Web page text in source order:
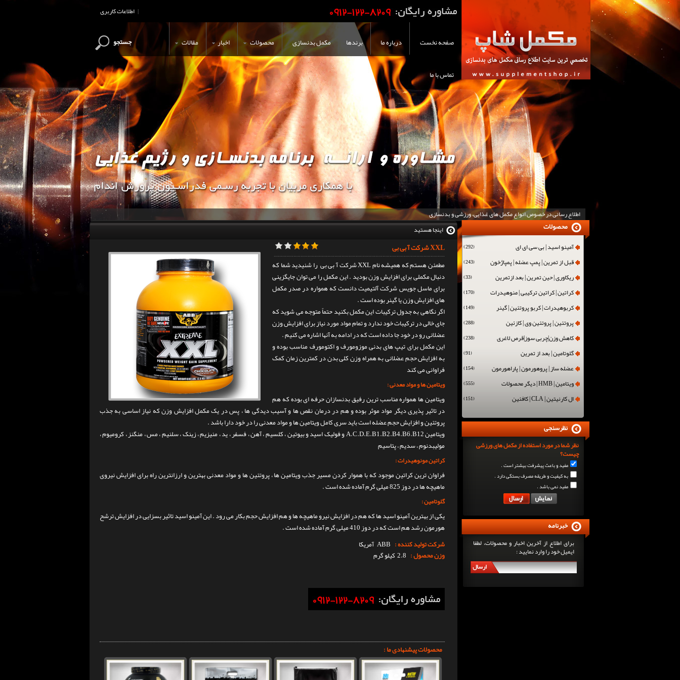
اطلاعات کاربری |
صفحه نخست درباره ما برندها مکمل بدنسازی محصولات اخبار مقالات
تماس با ما
جستجو
اطلاع رسانی در خصوص انواع مکمل های غذایی، ورزشی و بدنسازی
این وب سایت جهت اطلاع رسانی و
اینجا هستید
XXL شرکت آ بی بی
مطمئن هستم که همیشه نام XXL شرکت آ بی بی را شنیدید شما که
دنبال مکملی برای افزایش وزن بودید . این مکمل را می توان جایگزینی
برای ماسل جویس شرکت آلتیمیت دانست که همواره در صدر مکمل
های افزایش وزن یا گینر بوده است .
اگر نگاهی به جدول ترکیبات این مکمل بکنید حتماً متوجه می شوید که
جای خالی در ترکیبات خود ندارد و تمام مواد مورد نیاز برای افزایش وزن
عضلانی رو در خود جا داده است که در ادامه به آنها اشاره می کنیم .
این مکمل برای تیپ های بدنی موزومورف و اکتومورف مناسب بوده و
به افزایش حجم عضلانی به همراه وزن کلی بدن در کمترین زمان کمک
فراوانی می کند
ویتامین ها و مواد معدنی :
ویتامین ها همواره مناسب ترین رفیق بدنسازان حرفه ای بوده که هم
در تاثیر پذیری دیگر مواد موثر بوده و هم در درمان نقص ها و آسیب دیدگی ها ، پس در یک مکمل افزایش وزن که نیاز اساسی به جذب
پروتئین و افزایش حجم عضله است باید سری کامل ویتامین ها و مواد معدنی را در خود دارا باشد .
ویتامین A.C.D.E.B1.B2.B4.B6.B12 و فولیک اسید و بیوتین ، کلسیم ، آهن ، فسفر ، ید ، منیزیم ، زینک ، سلنیم ، مس ، منگنز ، کرومیوم ،
مولیبدنوم ، سدیم ، پتاسیم
کراتین مونوهیدرات :
فراوان ترین کراتین موجود که با هموار کردن مسیر جذب ویتامین ها ، پروتئین ها و مواد معدنی بهترین و ارزانترین راه برای افزایش نیروی
ماهیچه ها در دوز 825 میلی گرم آماده شده است .
گلوتامین :
یکی از بهترین آمینو اسید ها که هم در افزایش نیرو ماهیچه ها و هم افزایش حجم بکار می رود . این آمینو اسید تاثیر بسزایی در افزایش ترشح
هورمون رشد هم است که در دوز 410 میلی گرم آماده شده است .
شرکت تولید کننده : ABB آمریکا
وزن محصول : 2.8 کیلو گرم
محصولات پیشنهادی ما :
آمینو اسید | بی سی ای ای (292)
قبل از تمرین | پمپ عضله | پمپاژخون (243)
ریکاوری | حین تمرین | بعد ازتمرین (33)
کراتین | کراتین ترکیبی | منوهیدرات (170)
کربوهیدرات | کربو پروتئین | گینر (149)
پروتئین | پروتئین وی | کازئین (288)
کاهش وزن|چربی سوز|قرص لاغری (238)
گلوتامین | بعد از تمرین (91)
عضله ساز | پروهورمون | پاراهورمون (154)
ویتامین | HMB | دیگر محصولات (555)
ال کارنیتین | CLA | کافئین (151)
محصولات
نظر شما در مورد استفاده از مکمل های ورزشی
چیست؟
مفید و باعث پیشرفت بیشتر است .
به کیفیت و طریقه مصرف بستگی دارد .
مفید نمی باشد .
نظرسنجی
برای اطلاع از آخرین اخبار و محصولات، لطفا
ایمیل خود را وارد نمایید :
ارسال
خبرنامه